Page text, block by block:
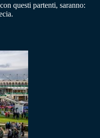
questi partenti, saranno: